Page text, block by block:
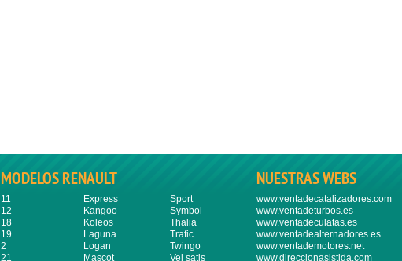
MODELOS RENAULT
11
12
18
19
2
21
Express
Kangoo
Koleos
Laguna
Logan
Mascot
Sport
Symbol
Thalia
Trafic
Twingo
Vel satis
NUESTRAS WEBS
www.ventadecatalizadores.com
www.ventadeturbos.es
www.ventadeculatas.es
www.ventadealternadores.es
www.ventademotores.net
www.direccionasistida.com